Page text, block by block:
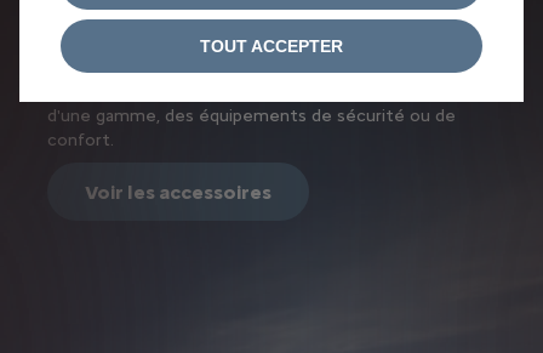
LES ACCESSOIRES CITROËN
Équipez au mieux votre Citroën en fonction de son
d'une gamme, des équipements de sécurité ou de
confort.
Voir les accessoires
TOUT ACCEPTER